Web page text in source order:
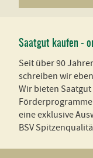
Saatgut kaufen -
Seit über 90
schreiben wir
Wir bieten
Förderprogramme
eine exklusive
BSV